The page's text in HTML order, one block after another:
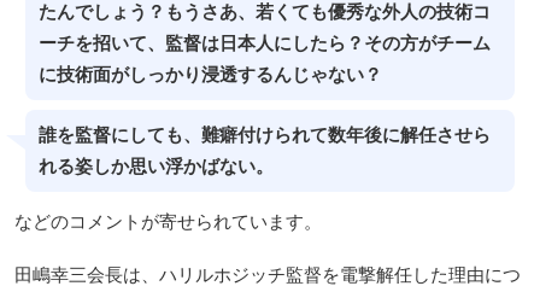
たんでしょう？もうさあ、若くても優秀な外人の技術コ
ーチを招いて、監督は日本人にしたら？その方がチーム
に技術面がしっかり浸透するんじゃない？
誰を監督にしても、難癖付けられて数年後に解任させら
れる姿しか思い浮かばない。
などのコメントが寄せられています。
田嶋幸三会長は、ハリルホジッチ監督を電撃解任した理由につ